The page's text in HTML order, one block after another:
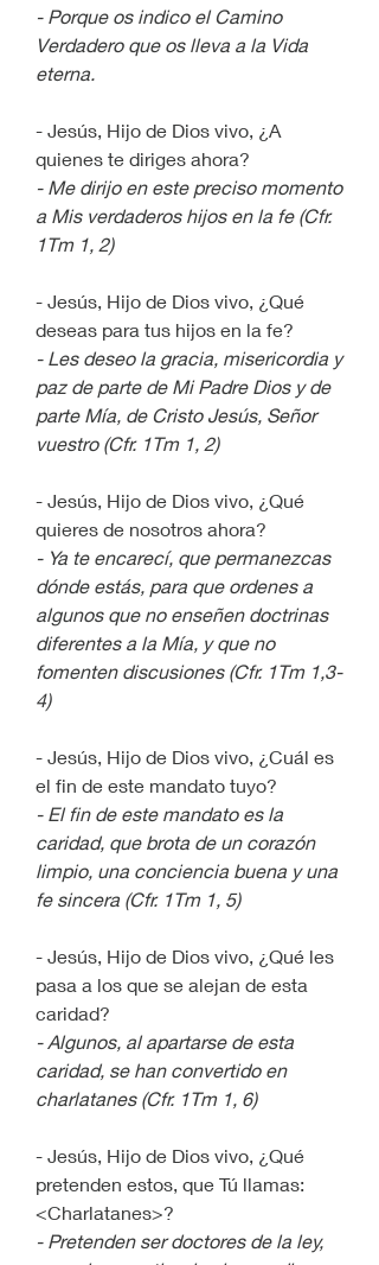
- Porque os indico el Camino
Verdadero que os lleva a la Vida
eterna.
- Jesús, Hijo de Dios vivo, ¿A
quienes te diriges ahora?
- Me dirijo en este preciso momento
a Mis verdaderos hijos en la fe (Cfr.
1Tm 1, 2)
- Jesús, Hijo de Dios vivo, ¿Qué
deseas para tus hijos en la fe?
- Les deseo la gracia, misericordia y
paz de parte de Mi Padre Dios y de
parte Mía, de Cristo Jesús, Señor
vuestro (Cfr. 1Tm 1, 2)
- Jesús, Hijo de Dios vivo, ¿Qué
quieres de nosotros ahora?
- Ya te encarecí, que permanezcas
dónde estás, para que ordenes a
algunos que no enseñen doctrinas
diferentes a la Mía, y que no
fomenten discusiones (Cfr. 1Tm 1,3-
4)
- Jesús, Hijo de Dios vivo, ¿Cuál es
el fin de este mandato tuyo?
- El fin de este mandato es la
caridad, que brota de un corazón
limpio, una conciencia buena y una
fe sincera (Cfr. 1Tm 1, 5)
- Jesús, Hijo de Dios vivo, ¿Qué les
pasa a los que se alejan de esta
caridad?
- Algunos, al apartarse de esta
caridad, se han convertido en
charlatanes (Cfr. 1Tm 1, 6)
- Jesús, Hijo de Dios vivo, ¿Qué
pretenden estos, que Tú llamas:
<Charlatanes>?
- Pretenden ser doctores de la ley,